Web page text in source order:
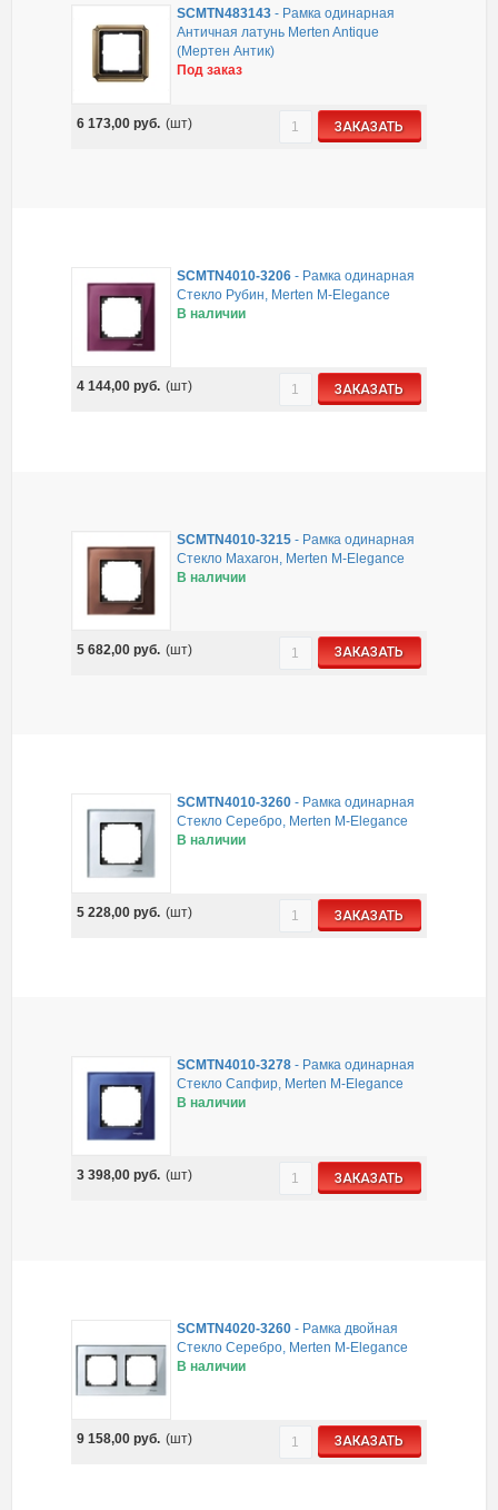
SCMTN483143 - Рамка одинарная
Античная латунь Merten Antique
(Мертен Антик)
Под заказ
6 173,00руб. (шт) ЗАКАЗАТЬ
SCMTN4010-3206 - Рамка одинарная
Стекло Рубин, Merten M-Elegance
В наличии
4 144,00руб. (шт) ЗАКАЗАТЬ
SCMTN4010-3215 - Рамка одинарная
Стекло Махагон, Merten M-Elegance
В наличии
5 682,00руб. (шт) ЗАКАЗАТЬ
SCMTN4010-3260 - Рамка одинарная
Стекло Серебро, Merten M-Elegance
В наличии
5 228,00руб. (шт) ЗАКАЗАТЬ
SCMTN4010-3278 - Рамка одинарная
Стекло Сапфир, Merten M-Elegance
В наличии
3 398,00руб. (шт) ЗАКАЗАТЬ
SCMTN4020-3260 - Рамка двойная
Стекло Серебро, Merten M-Elegance
В наличии
9 158,00руб. (шт) ЗАКАЗАТЬ